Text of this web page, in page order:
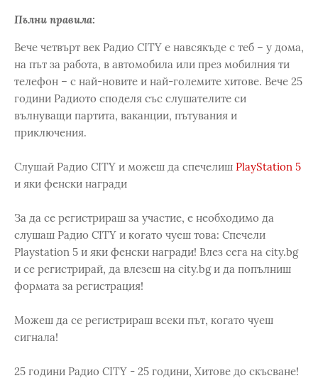
Пълни правила:
Вече четвърт век Радио CITY е навсякъде с теб – у дома,
на път за работа, в автомобила или през мобилния ти
телефон – с най-новите и най-големите хитове. Вече 25
години Радиото споделя със слушателите си
вълнуващи партита, ваканции, пътувания и
приключения.
Слушай Радио CITY и можеш да спечелиш PlayStation 5
и яки фенски награди
За да се регистрираш за участие, е необходимо да
слушаш Радио CITY и когато чуеш това: Спечели
Playstation 5 и яки фенски награди! Влез сега на city.bg
и се регистрирай, да влезеш на city.bg и да попълниш
формата за регистрация!
Можеш да се регистрираш всеки път, когато чуеш
сигнала!
25 години Радио CITY - 25 години, Хитове до скъсване!